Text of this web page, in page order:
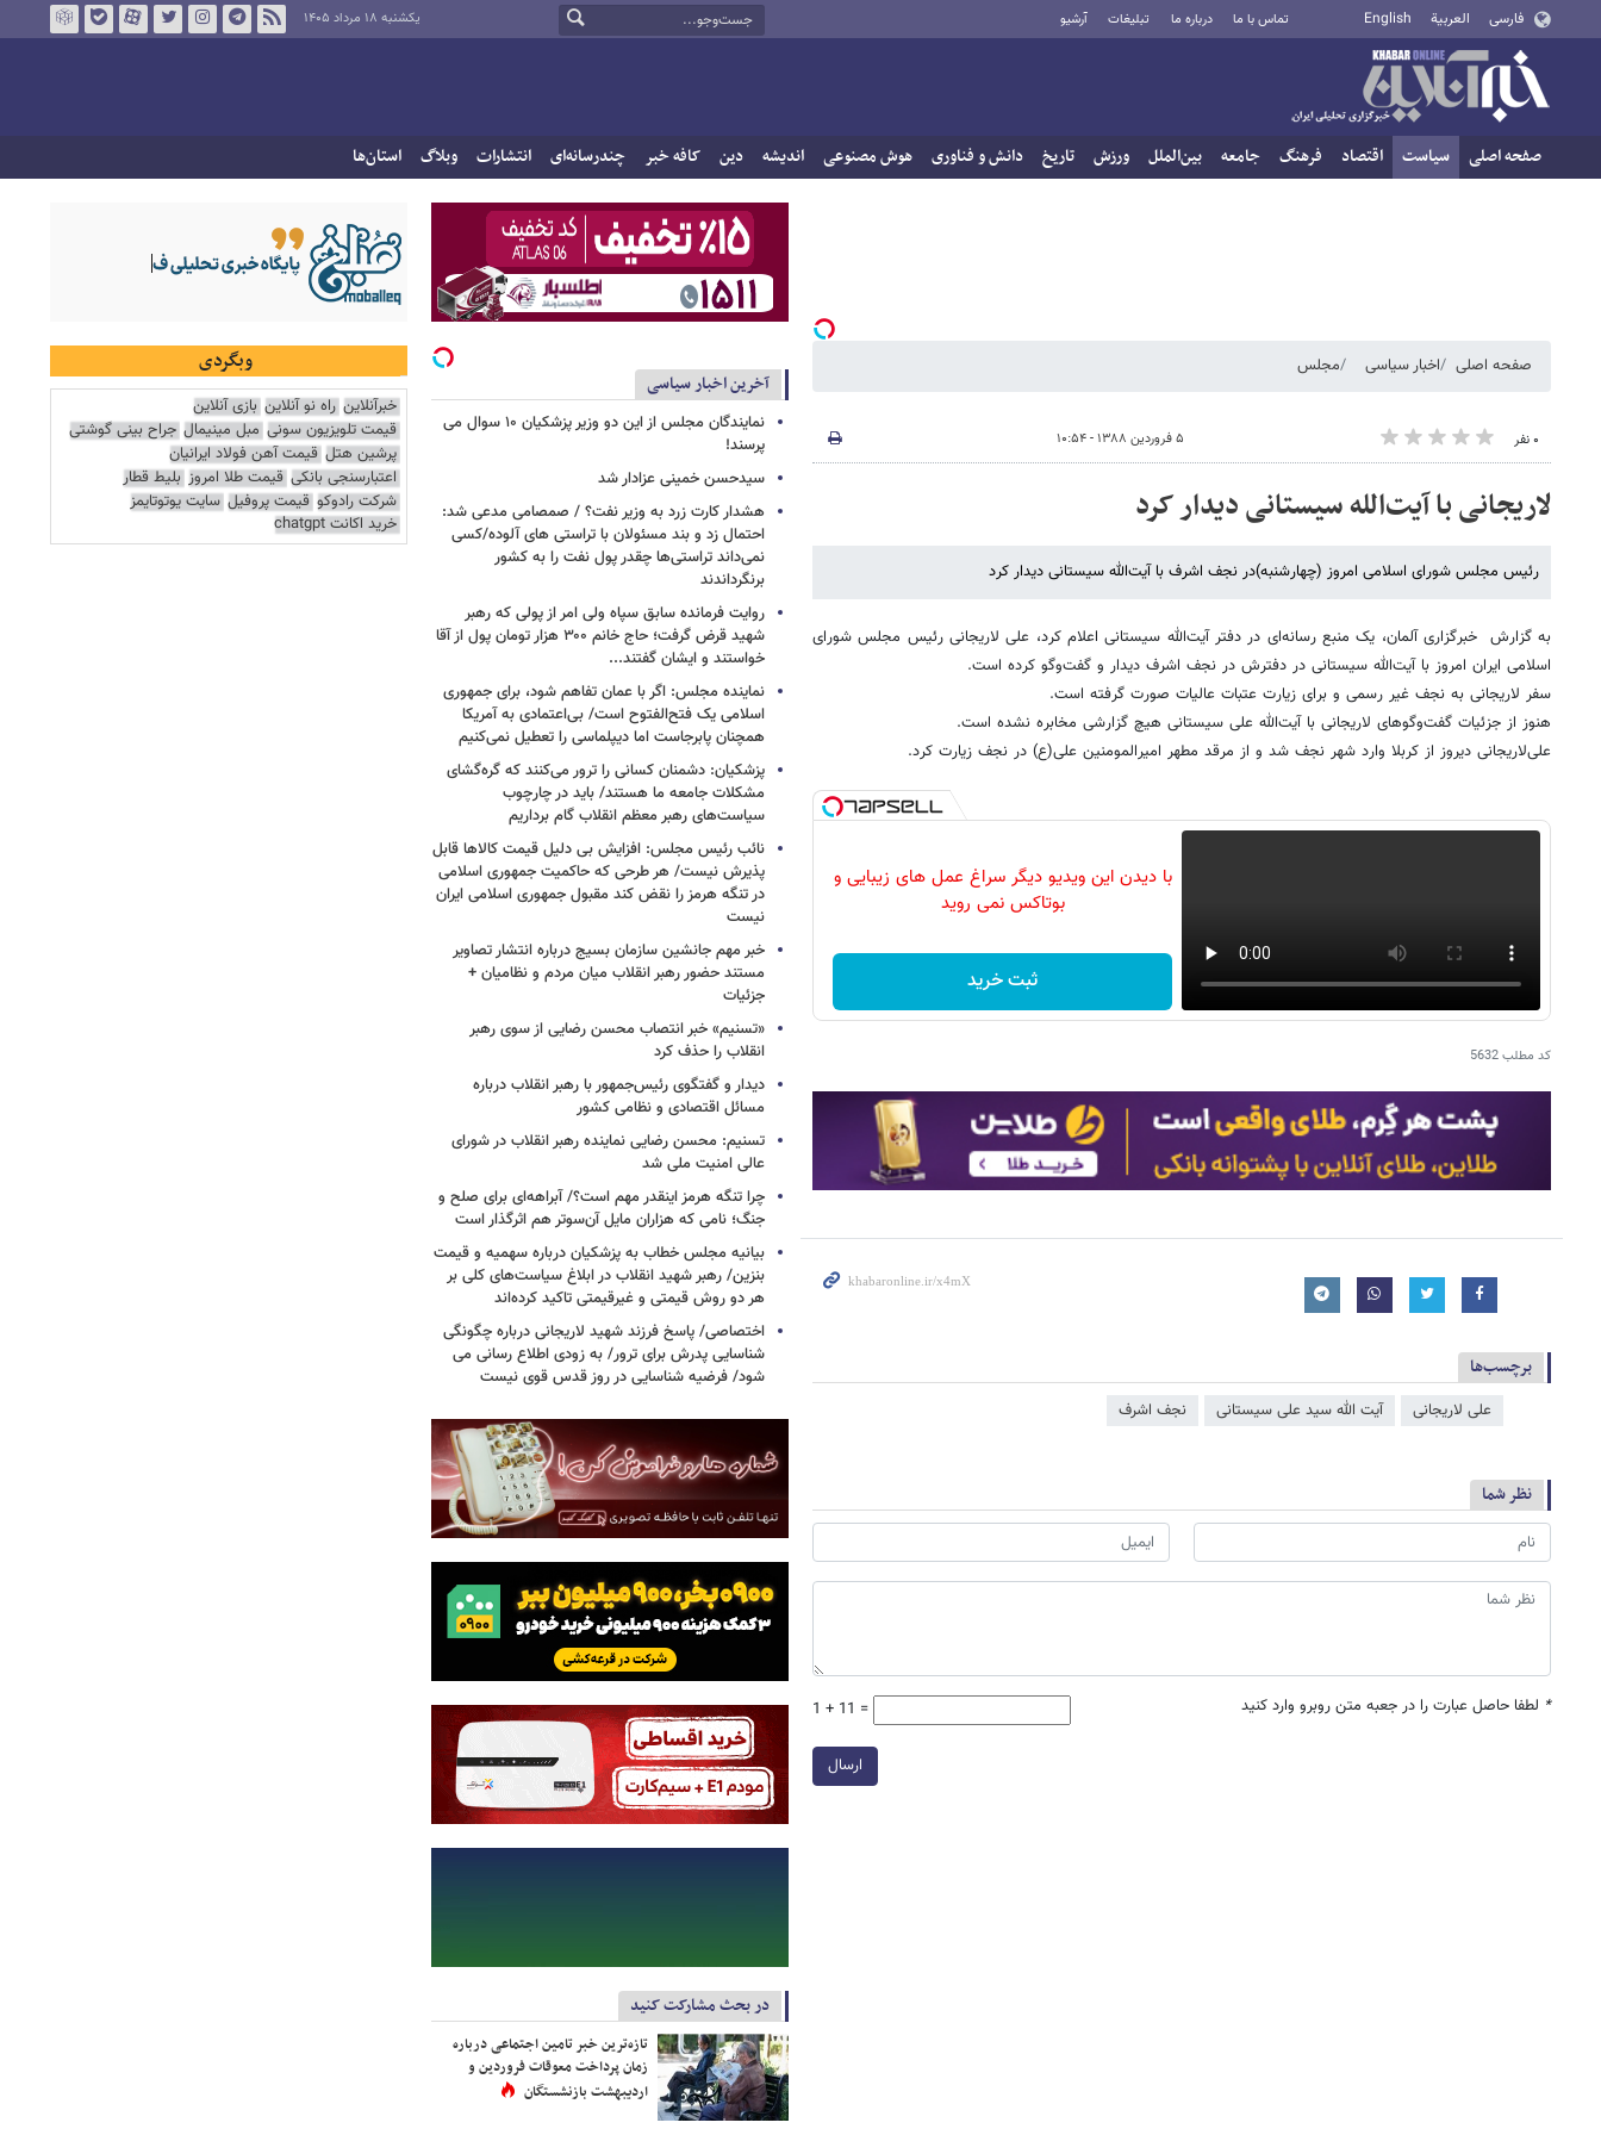
فارسی العربية English تماس با ما درباره ما تبلیغات آرشیو یکشنبه ۱۸ مرداد ۱۴۰۵
صفحه اصلی سیاست اقتصاد فرهنگ جامعه بین‌الملل ورزش تاریخ دانش و فناوری هوش مصنوعی اندیشه دین کافه خبر چندرسانه‌ای انتشارات وبلاگ استان‌ها
صفحه اصلی اخبار سیاسی مجلس
۰ نفر ۵ فروردین ۱۳۸۸ - ۱۰:۵۴
لاریجانی با آیت‌الله سیستانی دیدار کرد
رئیس مجلس شورای اسلامی امروز (چهارشنبه)در نجف اشرف با آیت‌الله سیستانی دیدار کرد
به گزارش خبرگزاری آلمان، یک منبع رسانه‌ای در دفتر آیت‌الله سیستانی اعلام کرد، علی لاریجانی رئیس مجلس شورای
اسلامی ایران امروز با آیت‌الله سیستانی در دفترش در نجف اشرف دیدار و گفت‌وگو کرده است.
سفر لاریجانی به نجف غیر رسمی و برای زیارت عتبات عالیات صورت گرفته است.
هنوز از جزئیات گفت‌وگوهای لاریجانی با آیت‌الله علی سیستانی هیچ گزارشی مخابره نشده است.
علی‌لاریجانی دیروز از کربلا وارد شهر نجف شد و از مرقد مطهر امیرالمومنین علی(ع) در نجف زیارت کرد.
با دیدن این ویدیو دیگر سراغ عمل های زیبایی و
بوتاکس نمی روید
ثبت خرید
کد مطلب5632
برچسب‌ها
علی لاریجانی آیت الله سید علی سیستانی نجف اشرف
نظر شما
* لطفا حاصل عبارت را در جعبه متن روبرو وارد کنید 1 + 11 =
ارسال
آخرین اخبار سیاسی
نمایندگان مجلس از این دو وزیر پزشکیان ۱۰ سوال می
پرسند!
سیدحسن خمینی عزادار شد
هشدار کارت زرد به وزیر نفت؟ / صمصامی مدعی شد:
احتمال زد و بند مسئولان با تراستی های آلوده/کسی
نمی‌داند تراستی‌ها چقدر پول نفت را به کشور
برنگرداندند
روایت فرمانده سابق سپاه ولی امر از پولی که رهبر
شهید قرض گرفت؛ حاج خانم ۳۰۰ هزار تومان پول از آقا
خواستند و ایشان گفتند...
نماینده مجلس: اگر با عمان تفاهم شود، برای جمهوری
اسلامی یک فتح‌الفتوح است/ بی‌اعتمادی به آمریکا
همچنان پابرجاست اما دیپلماسی را تعطیل نمی‌کنیم
پزشکیان: دشمنان کسانی را ترور می‌کنند که گره‌گشای
مشکلات جامعه ما هستند/ باید در چارچوب
سیاست‌های رهبر معظم انقلاب گام برداریم
نائب رئیس مجلس: افزایش بی دلیل قیمت کالاها قابل
پذیرش نیست/ هر طرحی که حاکمیت جمهوری اسلامی
در تنگه هرمز را نقض کند مقبول جمهوری اسلامی ایران
نیست
خبر مهم جانشین سازمان بسیج درباره انتشار تصاویر
مستند حضور رهبر انقلاب میان مردم و نظامیان +
جزئیات
«تسنیم» خبر انتصاب محسن رضایی از سوی رهبر
انقلاب را حذف کرد
دیدار و گفتگوی رئیس‌جمهور با رهبر انقلاب درباره
مسائل اقتصادی و نظامی کشور
تسنیم: محسن رضایی نماینده رهبر انقلاب در شورای
عالی امنیت ملی شد
چرا تنگه هرمز اینقدر مهم است؟/ آبراهه‌ای برای صلح و
جنگ؛ نامی که هزاران مایل آن‌سوتر هم اثرگذار است
بیانیه مجلس خطاب به پزشکیان درباره سهمیه و قیمت
بنزین/ رهبر شهید انقلاب در ابلاغ سیاست‌های کلی بر
هر دو روش قیمتی و غیرقیمتی تاکید کرده‌اند
اختصاصی/ پاسخ فرزند شهید لاریجانی درباره چگونگی
شناسایی پدرش برای ترور/ به زودی اطلاع رسانی می
شود/ فرضیه شناسایی در روز قدس قوی نیست
در بحث مشارکت کنید
تازه‌ترین خبر تامین اجتماعی درباره
زمان پرداخت معوقات فروردین و
اردیبهشت بازنشستگان
وبگردی
خبرآنلاین راه نو آنلاین بازی آنلاین
قیمت تلویزیون سونی مبل مینیمال جراح بینی گوشتی
پرشین هتل قیمت آهن فولاد ایرانیان
اعتبارسنجی بانکی قیمت طلا امروز بلیط قطار
شرکت رادوکو قیمت پروفیل سایت یوتوتایمز
خرید اکانت chatgpt